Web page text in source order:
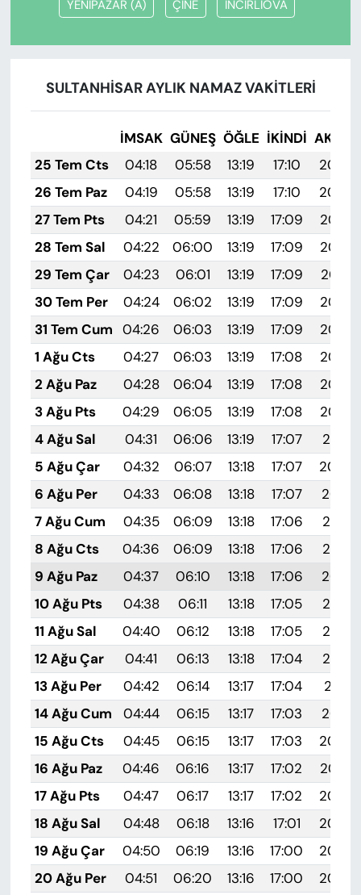
YENİPAZAR (A) ÇİNE İNCİRLİOVA
SULTANHİSAR AYLIK NAMAZ VAKITLERI
İMSAK GÜNEŞ ÖĞLE İKINDI
25 Tem Cts
04:18 05:58 13:19 17:10
20:30
26 Tem Paz
04:19 05:58 13:19 17:10
20:30
27 Tem Pts
04:21 05:59 13:19 17:09
20:29
28 Tem Sal
04:22 06:00 13:19 17:09
20:28
29 Tem Çar
04:23 06:01 13:19 17:09
20:27
30 Tem Per
04:24 06:02 13:19 17:09
20:26
31 Tem Cum
04:26 06:03 13:19 17:09
20:25
1 Ağu Cts
04:27 06:03 13:19 17:08
20:24
2 Ağu Paz
04:28 06:04 13:19 17:08
20:23
3 Ağu Pts
04:29 06:05 13:19 17:08
20:22
4 Ağu Sal
04:31 06:06 13:19 17:07
20:21
5 Ağu Çar
04:32 06:07 13:18 17:07
20:20
6 Ağu Per
04:33 06:08 13:18 17:07
20:19
7 Ağu Cum
04:35 06:09 13:18 17:06
20:18
8 Ağu Cts
04:36 06:09 13:18 17:06
20:17
9 Ağu Paz
04:37 06:10 13:18 17:06
20:16
10 Ağu Pts
04:38 06:11 13:18 17:05
20:15
11 Ağu Sal
04:40 06:12 13:18 17:05
20:13
12 Ağu Çar
04:41 06:13 13:18 17:04
20:12
13 Ağu Per
04:42 06:14 13:17 17:04
20:11
14 Ağu Cum
04:44 06:15 13:17 17:03
20:10
15 Ağu Cts
04:45 06:15 13:17 17:03
20:09
16 Ağu Paz
04:46 06:16 13:17 17:02
20:07
17 Ağu Pts
04:47 06:17 13:17 17:02
20:06
18 Ağu Sal
04:48 06:18 13:16 17:01
20:05
19 Ağu Çar
04:50 06:19 13:16 17:00
20:03
20 Ağu Per
04:51 06:20 13:16 17:00
20:02